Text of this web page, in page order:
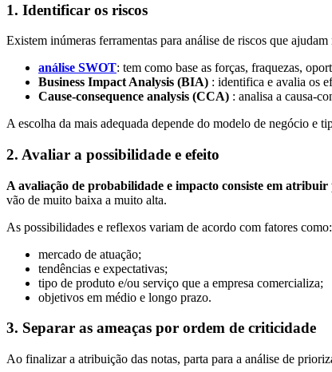
1. Identificar os riscos
Existem inúmeras ferramentas para análise de riscos que ajudam
análise SWOT: tem como base as forças, fraquezas,
Business Impact Analysis (BIA) : identifica e avalia os
Cause-consequence analysis (CCA) : analisa a causa-
A escolha da mais adequada depende do modelo de negócio e
2. Avaliar a possibilidade e efeito
A avaliação de probabilidade e impacto consiste em
vão de muito baixa a muito alta.
As possibilidades e reflexos variam de acordo com fatores como:
mercado de atuação;
tendências e expectativas;
tipo de produto e/ou serviço que a empresa comercializa;
objetivos em médio e longo prazo.
3. Separar as ameaças por ordem de criticidade
Ao finalizar a atribuição das notas, parta para a análise de